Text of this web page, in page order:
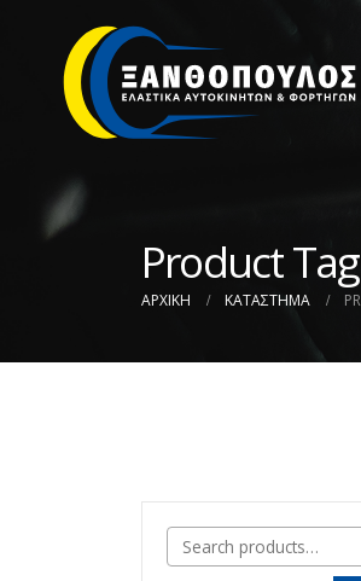
Product
ΑΡΧΙΚΉ ΚΑΤΆΣΤΗΜΑ